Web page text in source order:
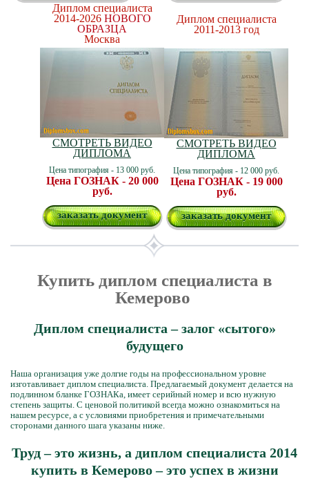
Диплом специалиста
2014-2026 НОВОГО
ОБРАЗЦА
Москва
СМОТРЕТЬ ВИДЕО
ДИПЛОМА
Цена типография - 13 000 руб.
Цена ГОЗНАК - 20 000
руб.
заказать документ
Диплом специалиста
2011-2013 год
СМОТРЕТЬ ВИДЕО
ДИПЛОМА
Цена типография - 12 000 руб.
Цена ГОЗНАК - 19 000
руб.
заказать документ
Купить диплом специалиста в
Кемерово
Диплом специалиста – залог «сытого»
будущего
Наша организация уже долгие годы на профессиональном уровне
изготавливает диплом специалиста. Предлагаемый документ делается на
подлинном бланке ГОЗНАКа, имеет серийный номер и всю нужную
степень защиты. С ценовой политикой всегда можно ознакомиться на
нашем ресурсе, а с условиями приобретения и примечательными
сторонами данного шага указаны ниже.
Труд – это жизнь, а диплом специалиста 2014
купить в Кемерово – это успех в жизни